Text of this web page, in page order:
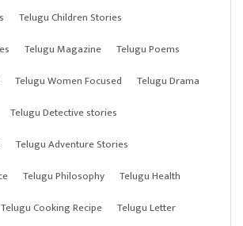
Telugu Children Stories
Telugu Magazine
Telugu Poems
Telugu Women Focused
Telugu Drama
Telugu Detective stories
Telugu Adventure Stories
Telugu Philosophy
Telugu Health
Telugu Cooking Recipe Telugu Letter